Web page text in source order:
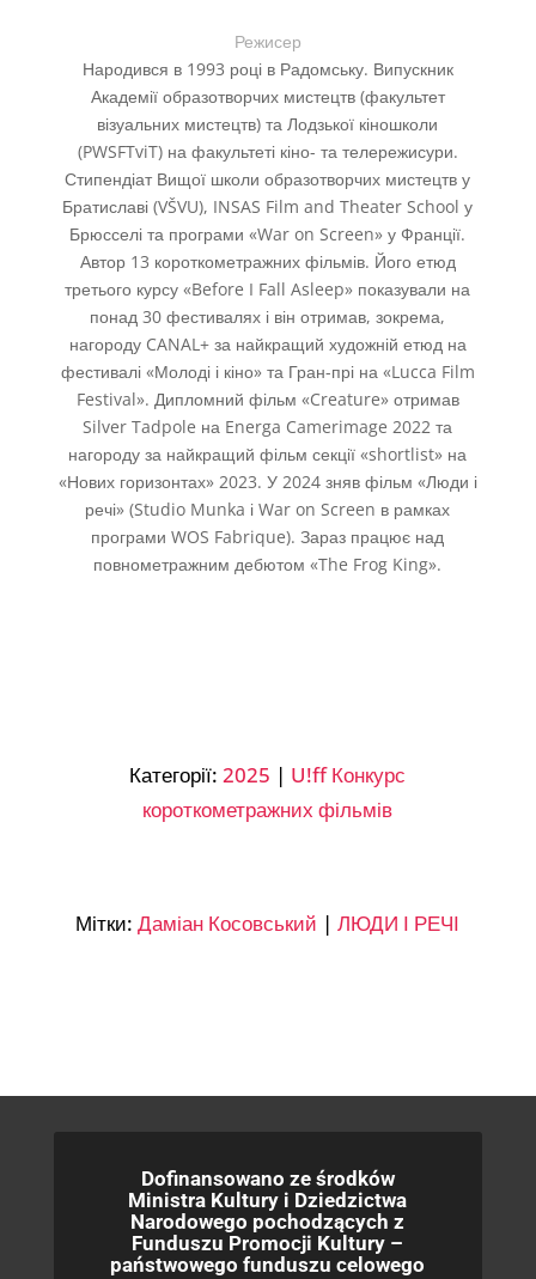
Режисер
Народився в 1993 році в Радомську. Випускник
Академії образотворчих мистецтв (факультет
візуальних мистецтв) та Лодзької кіношколи
(PWSFTviT) на факультеті кіно- та телережисури.
Стипендіат Вищої школи образотворчих мистецтв у
Братиславі (VŠVU), INSAS Film and Theater School у
Брюсселі та програми «War on Screen» у Франції.
Автор 13 короткометражних фільмів. Його етюд
третього курсу «Before I Fall Asleep» показували на
понад 30 фестивалях і він отримав, зокрема,
нагороду CANAL+ за найкращий художній етюд на
фестивалі «Молоді і кіно» та Гран-прі на «Lucca Film
Festival». Дипломний фільм «Creature» отримав
Silver Tadpole на Energa Camerimage 2022 та
нагороду за найкращий фільм секції «shortlist» на
«Нових горизонтах» 2023. У 2024 зняв фільм «Люди і
речі» (Studio Munka і War on Screen в рамках
програми WOS Fabrique). Зараз працює над
повнометражним дебютом «The Frog King».
Категорії:2025 | U!ff Конкурс
короткометражних фільмів
Мітки:Даміан Косовський |ЛЮДИ І РЕЧІ
Dofinansowano ze środków
Ministra Kultury i Dziedzictwa
Narodowego pochodzących z
Funduszu Promocji Kultury –
państwowego funduszu celowego